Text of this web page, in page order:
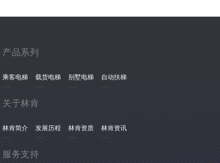
产品系列
乘客电梯 载货电梯 别墅电梯 自动扶梯
关于林肯
林肯简介 发展历程 林肯资质 林肯资讯
服务支持